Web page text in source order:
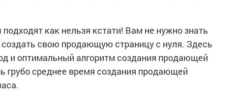
как нельзя кстати! Вам не нужно знать
создать свою продающую страницу с нуля. Здесь
и оптимальный алгоритм создания продающей
грубо среднее время создания продающей